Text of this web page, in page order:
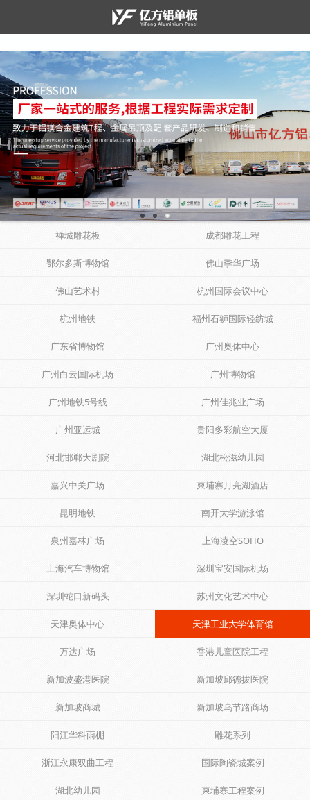
禅城雕花板 成都雕花工程
鄂尔多斯博物馆 佛山季华广场
佛山艺术村 杭州国际会议中心
杭州地铁 福州石狮国际轻纺城
广东省博物馆 广州奥体中心
广州白云国际机场 广州博物馆
广州地铁5号线 广州佳兆业广场
广州亚运城 贵阳多彩航空大厦
河北邯郸大剧院 湖北松滋幼儿园
嘉兴中关广场 柬埔寨月亮湖酒店
昆明地铁 南开大学游泳馆
泉州嘉林广场 上海凌空SOHO
上海汽车博物馆 深圳宝安国际机场
深圳蛇口新码头 苏州文化艺术中心
天津奥体中心 天津工业大学体育馆
万达广场 香港儿童医院工程
新加波盛港医院 新加坡邱德拔医院
新加坡商城 新加坡乌节路商场
阳江华科雨棚 雕花系列
浙江永康双曲工程 国际陶瓷城案例
湖北幼儿园 柬埔寨工程案例